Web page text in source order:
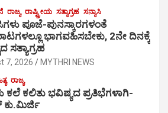
ರಾಜ್ಯ ರಾಷ್ಟ್ರೀಯ ಸತ್ಯಾಗ್ರಹ ಸನ್ಯಾಸಿ
ಪೂಜೆ-ಪುನಸ್ಕಾರಗಳಂತೆ
ಭಾಗವಹಿಸಬೇಕು, 2ನೇ ದಿನಕ್ಕೆ
ಸತ್ಯಾಗ್ರಹ
7, 2026 MYTHRI NEWS
ರಾಜ್ಯ
ಕಲೆ ಕಲಿತು ಭವಿಷ್ಯದ ಪ್ರತಿಭೆಗಳಾಗಿ-
ಕು.ಮಿರ್ಜಿ